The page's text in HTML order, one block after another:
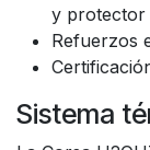
y protector
Refuerzos
Sistema